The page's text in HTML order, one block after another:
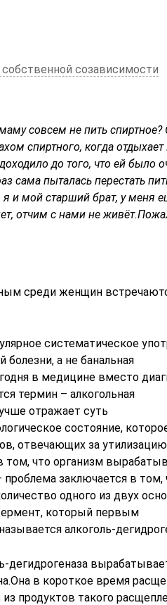
созависимости
совсем не пить спиртное?
спиртного, когда
до того, что ей было
сама пыталась перестать
я и мой старший брат, у меня
отчим с нами не
среди женщин
систематическое
а не банальная
в медицине вместо
термин – алкогольная
отражает суть
состояние,
отвечающих за утилизацию
том, что организм
заключается в том,
одного из двух
который первым
алкоголь-
дегидрогеназа
в короткое время
продуктов такого